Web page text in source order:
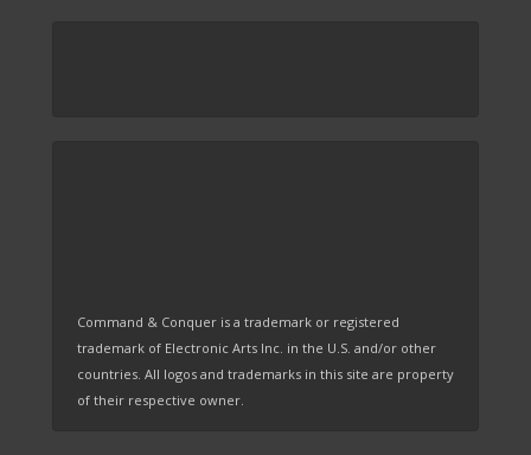
Command & Conquer is a trademark or registered
trademark of Electronic Arts Inc. in the U.S. and/or other
countries. All logos and trademarks in this site are property
of their respective owner.